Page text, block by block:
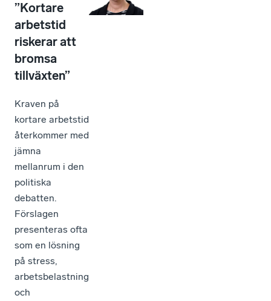
”Kortare
arbetstid
riskerar att
bromsa
tillväxten”
Kraven på
kortare arbetstid
återkommer med
jämna
mellanrum i den
politiska
debatten.
Förslagen
presenteras ofta
som en lösning
på stress,
arbetsbelastning
och